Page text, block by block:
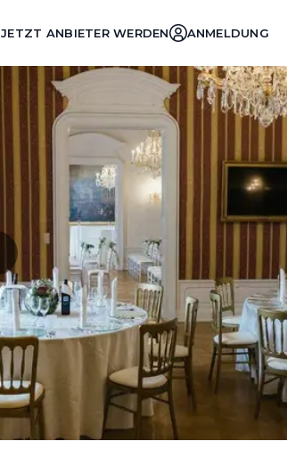
JETZT ANBIETER WERDEN ANMELDUNG